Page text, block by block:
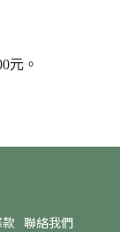
元。
聯絡我們